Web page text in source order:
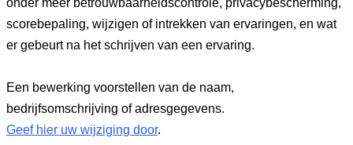
onder meer betrouwbaarheidscontrole, privacybescherming,
scorebepaling, wijzigen of intrekken van ervaringen, en wat
er gebeurt na het schrijven van een ervaring.
Een bewerking voorstellen van de naam,
bedrijfsomschrijving of adresgegevens.
Geef hier uw wijziging door.